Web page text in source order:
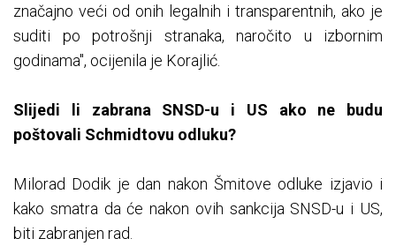
značajno veći od onih legalnih i transparentnih, ako je
suditi po potrošnji stranaka, naročito u izbornim
godinama", ocijenila je Korajlić.
Slijedi li zabrana SNSD-u i US ako ne budu
poštovali Schmidtovu odluku?
Milorad Dodik je dan nakon Šmitove odluke izjavio i
kako smatra da će nakon ovih sankcija SNSD-u i US,
biti zabranjen rad.